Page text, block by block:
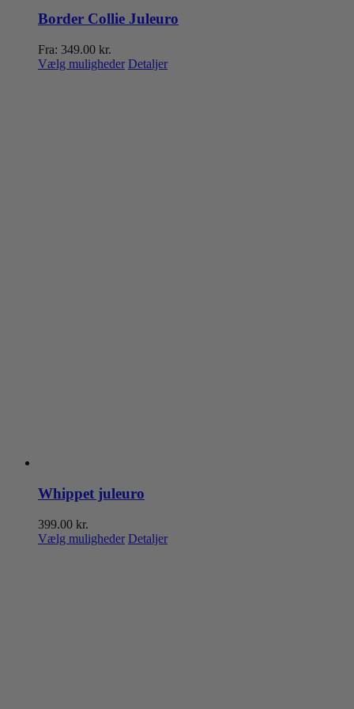
Border Collie Juleuro
Fra: 349.00 kr.
Vælg muligheder Dette
Detaljer
Whippet juleuro
399.00 kr.
Vælg muligheder Dette
Detaljer